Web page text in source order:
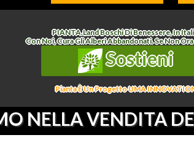
>Affianchiamo Nella Vendita Del Suo Studio
PIANTA.LandBoschi Di Benessere, In
Con Noi, Cura Gli Alberi Abbandonati. Se Non
Sostieni
Pianta È Un Progetto UMA
NELLA VENDITA